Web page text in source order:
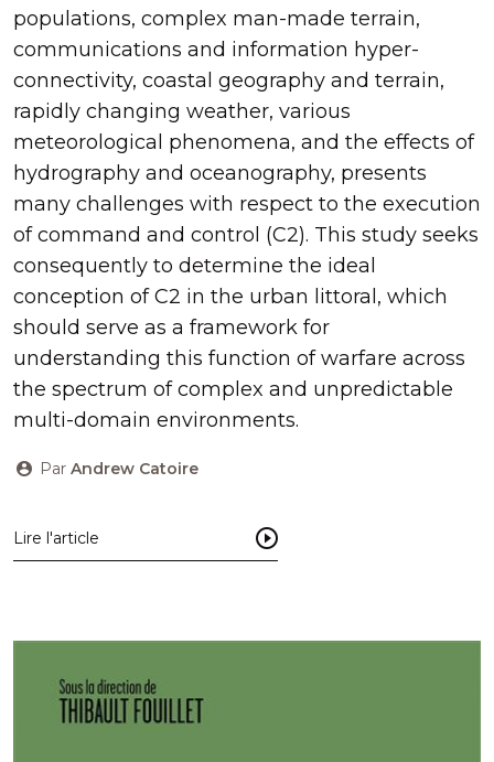
populations, complex man-made terrain,
communications and information hyper-
connectivity, coastal geography and terrain,
rapidly changing weather, various
meteorological phenomena, and the effects of
hydrography and oceanography, presents
many challenges with respect to the execution
of command and control (C2). This study seeks
consequently to determine the ideal
conception of C2 in the urban littoral, which
should serve as a framework for
understanding this function of warfare across
the spectrum of complex and unpredictable
multi-domain environments.
Par Andrew Catoire
Lire l'article